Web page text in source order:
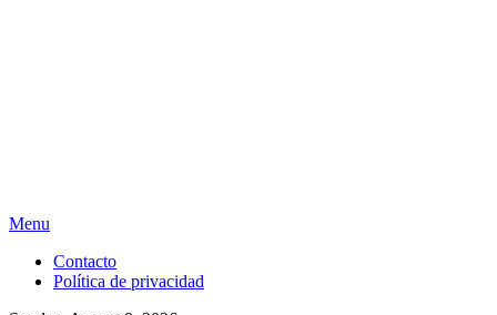
Skip
content
Menu
Contacto
Política de privacidad